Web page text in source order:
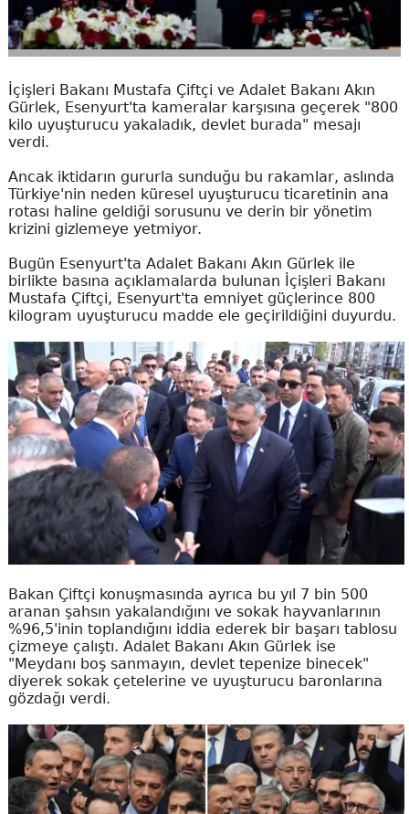
İçişleri Bakanı Mustafa Çiftçi ve Adalet Bakanı Akın
Gürlek, Esenyurt'ta kameralar karşısına geçerek "800
kilo uyuşturucu yakaladık, devlet burada" mesajı
verdi.
Ancak iktidarın gururla sunduğu bu rakamlar, aslında
Türkiye'nin neden küresel uyuşturucu ticaretinin ana
rotası haline geldiği sorusunu ve derin bir yönetim
krizini gizlemeye yetmiyor.
Bugün Esenyurt'ta Adalet Bakanı Akın Gürlek ile
birlikte basına açıklamalarda bulunan İçişleri Bakanı
Mustafa Çiftçi, Esenyurt'ta emniyet güçlerince 800
kilogram uyuşturucu madde ele geçirildiğini duyurdu.
Bakan Çiftçi konuşmasında ayrıca bu yıl 7 bin 500
aranan şahsın yakalandığını ve sokak hayvanlarının
%96,5'inin toplandığını iddia ederek bir başarı tablosu
çizmeye çalıştı. Adalet Bakanı Akın Gürlek ise
"Meydanı boş sanmayın, devlet tepenize binecek"
diyerek sokak çetelerine ve uyuşturucu baronlarına
gözdağı verdi.